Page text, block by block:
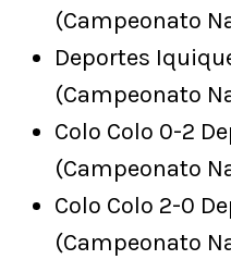
(Campeonato
Deportes
(Campeonato
Colo Colo 0-2
(Campeonato
Colo Colo 2-0
(Campeonato